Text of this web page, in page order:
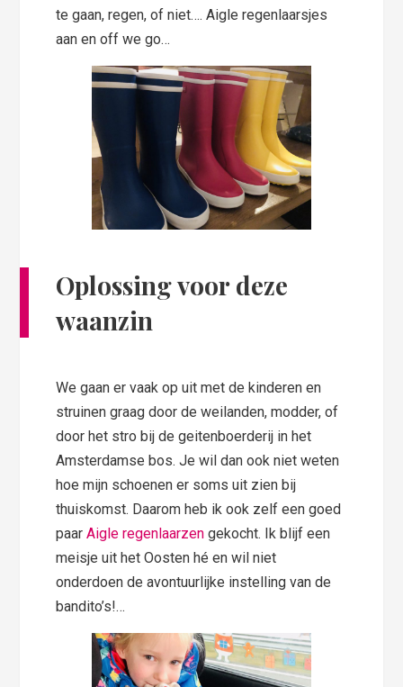
te gaan, regen, of niet…. Aigle regenlaarsjes
aan en off we go…
Oplossing voor deze
waanzin
We gaan er vaak op uit met de kinderen en
struinen graag door de weilanden, modder, of
door het stro bij de geitenboerderij in het
Amsterdamse bos. Je wil dan ook niet weten
hoe mijn schoenen er soms uit zien bij
thuiskomst. Daarom heb ik ook zelf een goed
paarAigle regenlaarzengekocht. Ik blijf een
meisje uit het Oosten hé en wil niet
onderdoen de avontuurlijke instelling van de
bandito’s!…